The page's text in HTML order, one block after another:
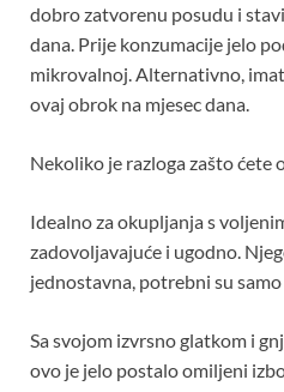
dobro zatvorenu posudu i
dana. Prije konzumacije jelo
mikrovalnoj. Alternativno,
ovaj obrok na mjesec dana.
Nekoliko je razloga zašto ćete
Idealno za okupljanja s
zadovoljavajuće i ugodno.
jednostavna, potrebni su
Sa svojom izvrsno glatkom i
ovo je jelo postalo omiljeni